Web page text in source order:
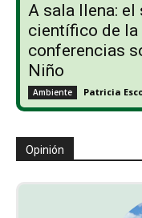
A sala llena:
científico de la
conferencias
Niño
Ambiente Patricia
Opinión